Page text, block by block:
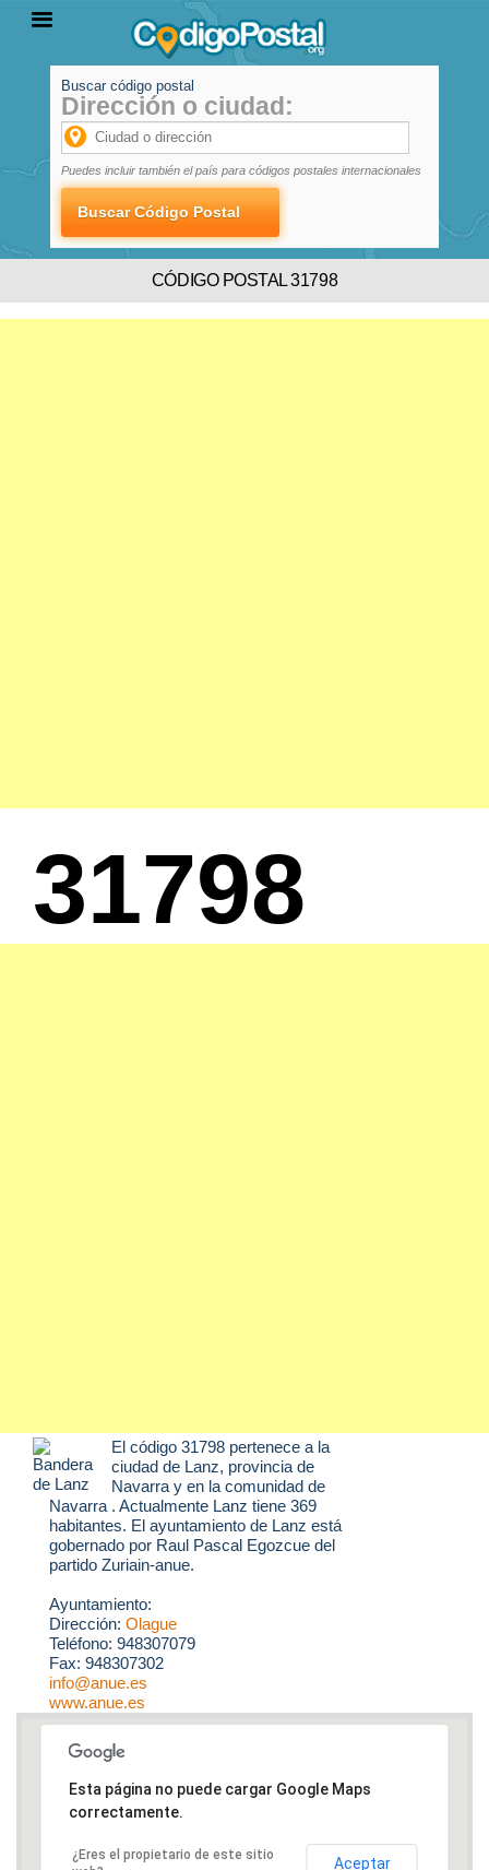
PROVINCIAS
LOCALIDADES
Buscar código postal
Dirección o ciudad:
Puedes incluir también el país para códigos postales internacionales
CÓDIGO POSTAL 31798
31798
El código 31798 pertenece a la
ciudad de Lanz, provincia de
Navarra y en la comunidad de
Navarra . Actualmente Lanz tiene 369
habitantes. El ayuntamiento de Lanz está
gobernado por Raul Pascal Egozcue del
partido Zuriain-anue.
Ayuntamiento:
Dirección: Olague
Teléfono: 948307079
Fax: 948307302
info@anue.es
www.anue.es
Esta página no puede cargar Google Maps
correctamente.
¿Eres el propietario de este sitio
Aceptar